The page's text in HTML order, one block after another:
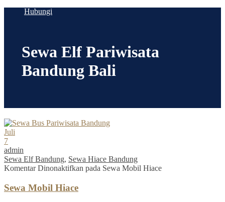
Hubungi
Sewa Elf Pariwisata
Bandung Bali
Juli
7
admin
Sewa Elf Bandung, Sewa Hiace Bandung
Komentar Dinonaktifkan pada Sewa Mobil Hiace
Sewa Mobil Hiace